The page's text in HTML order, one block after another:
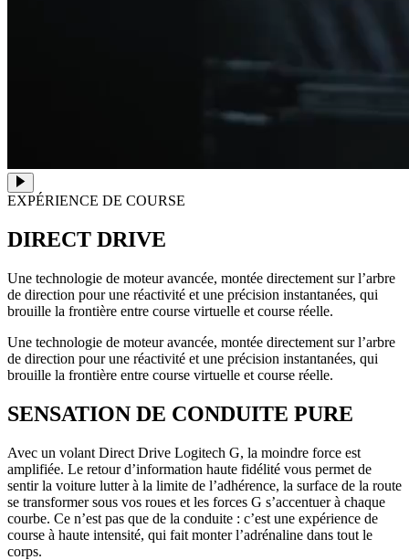
EXPÉRIENCE DE COURSE
DIRECT DRIVE
Une technologie de moteur avancée, montée directement sur l’arbre
de direction pour une réactivité et une précision instantanées, qui
brouille la frontière entre course virtuelle et course réelle.
Une technologie de moteur avancée, montée directement sur l’arbre
de direction pour une réactivité et une précision instantanées, qui
brouille la frontière entre course virtuelle et course réelle.
SENSATION DE CONDUITE PURE
Avec un volant Direct Drive Logitech G, la moindre force est
amplifiée. Le retour d’information haute fidélité vous permet de
sentir la voiture lutter à la limite de l’adhérence, la surface de la route
se transformer sous vos roues et les forces G s’accentuer à chaque
courbe. Ce n’est pas que de la conduite : c’est une expérience de
course à haute intensité, qui fait monter l’adrénaline dans tout le
corps.